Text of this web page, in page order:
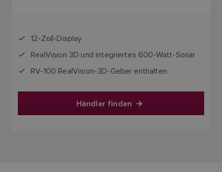
12-Zoll-Display
RealVision 3D und integriertes 600-Watt-Sonar
RV-100 RealVision-3D-Geber enthalten
Händler finden